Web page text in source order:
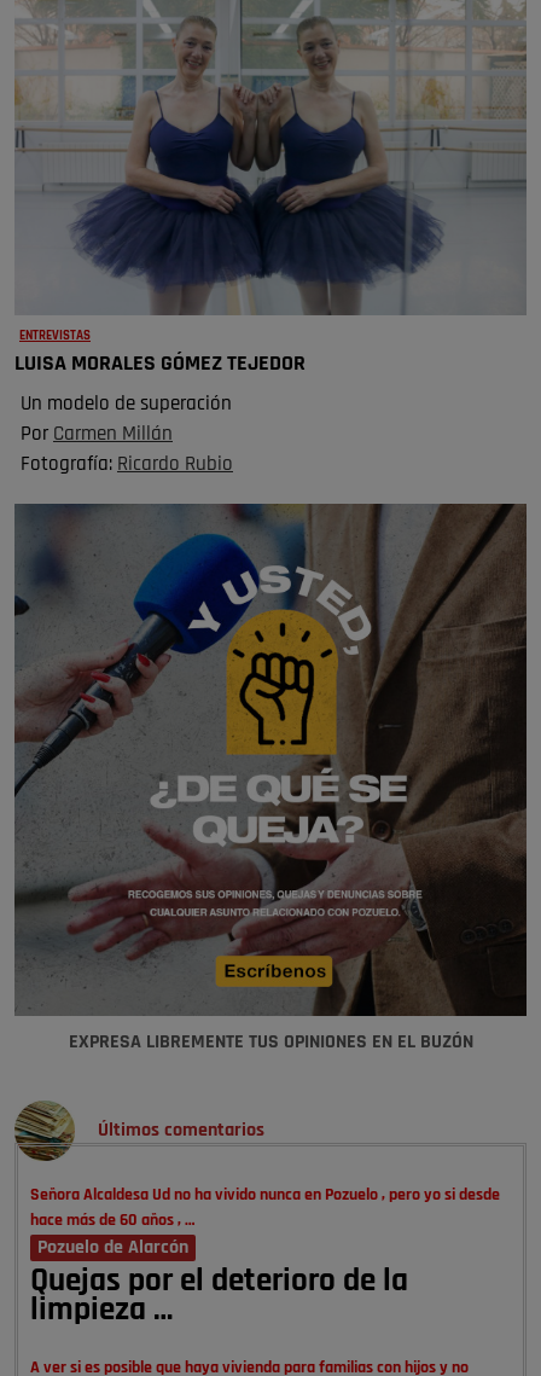
ENTREVISTAS
LUISA MORALES GÓMEZ TEJEDOR
Un modelo de superación
Por Carmen Millán
Fotografía: Ricardo Rubio
EXPRESA LIBREMENTE TUS OPINIONES EN EL BUZÓN
Últimos comentarios
Señora Alcaldesa Ud no ha vivido nunca en Pozuelo , pero yo si desde
hace más de 60 años , …
Pozuelo de Alarcón
Quejas por el deterioro de la
limpieza …
A ver si es posible que haya vivienda para familias con hijos y no